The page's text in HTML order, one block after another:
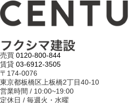
売買 0120-800-844
賃貸 03-6912-3505
〒174-0076
東京都板橋区上板橋2丁目40-10
営業時間 / 10:00~19:00
定休日 / 毎週火・水曜